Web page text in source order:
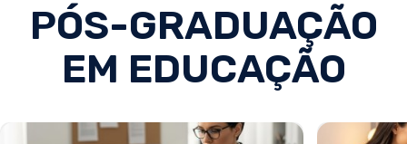
PÓS-GRADUAÇÃO
EM EDUCAÇÃO